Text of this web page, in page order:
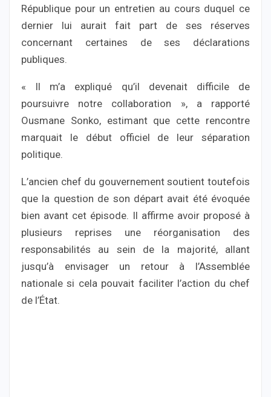
République pour un entretien au cours duquel ce
dernier lui aurait fait part de ses réserves
concernant certaines de ses déclarations
publiques.
« Il m’a expliqué qu’il devenait difficile de
poursuivre notre collaboration », a rapporté
Ousmane Sonko, estimant que cette rencontre
marquait le début officiel de leur séparation
politique.
L’ancien chef du gouvernement soutient toutefois
que la question de son départ avait été évoquée
bien avant cet épisode. Il affirme avoir proposé à
plusieurs reprises une réorganisation des
responsabilités au sein de la majorité, allant
jusqu’à envisager un retour à l’Assemblée
nationale si cela pouvait faciliter l’action du chef
de l’État.